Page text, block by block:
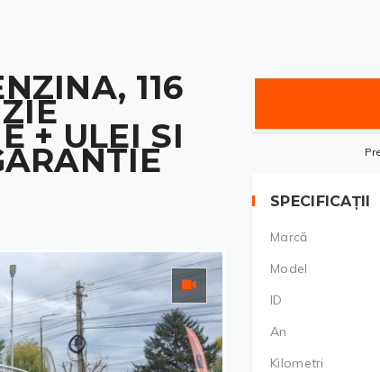
116
+ ULEI SI
SPECIFICAȚII
Marcă
Model
ID
An
Kilometri